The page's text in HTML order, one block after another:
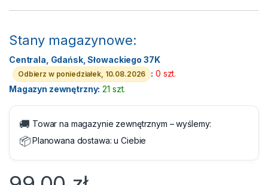
Stany magazynowe:
Centrala, Gdańsk, Słowackiego 37K
Odbierz w poniedziałek, 10.08.2026 : 0 szt.
Magazyn zewnętrzny: 21 szt.
🚚 Towar na magazynie zewnętrznym – wyślemy:
📦Planowana dostawa:u Ciebie